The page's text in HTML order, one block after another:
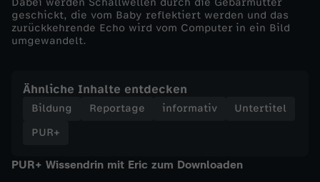
l
Dabei werden Schallwellen durch die Gebärmutter
geschickt, die vom Baby reflektiert werden und das
zurückkehrende Echo wird vom Computer in ein Bild
umgewandelt.
Ähnliche Inhalte entdecken
Bildung Reportage informativ
Untertitel
PUR+
PUR+ Wissendrin mit Eric zum Downloaden